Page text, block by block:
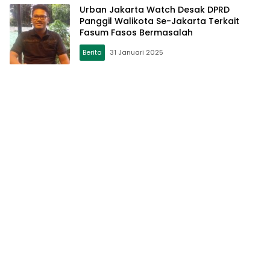
Urban Jakarta Watch Desak DPRD
Panggil Walikota Se-Jakarta Terkait
Fasum Fasos Bermasalah
Berita 31 Januari 2025